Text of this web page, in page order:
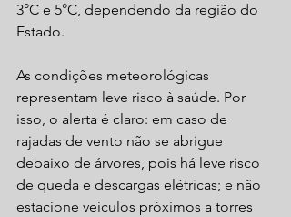
3°C e 5°C, dependendo da região do
Estado.
As condições meteorológicas
representam leve risco à saúde. Por
isso, o alerta é claro: em caso de
rajadas de vento não se abrigue
debaixo de árvores, pois há leve risco
de queda e descargas elétricas; e não
estacione veículos próximos a torres